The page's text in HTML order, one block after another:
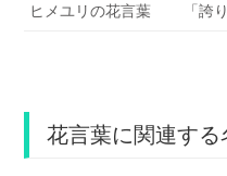
ヒメユリの花言葉 「誇
花言葉に関連する